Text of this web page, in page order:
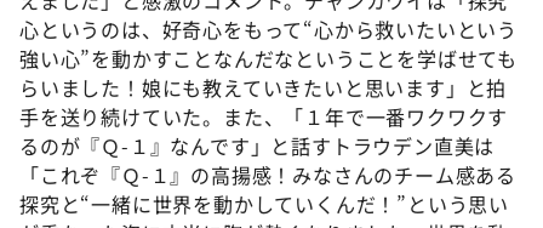
心というのは、好奇心をもって“心から救いたいという
強い心”を動かすことなんだなということを学ばせても
らいました！娘にも教えていきたいと思います」と拍
手を送り続けていた。また、「１年で一番ワクワクす
るのが『Ｑ-１』なんです」と話すトラウデン直美は
「これぞ『Ｑ-１』の高揚感！みなさんのチーム感ある
探究と“一緒に世界を動かしていくんだ！”という思い